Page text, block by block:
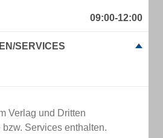
09:00-12:00
SERVICES
Verlag und Dritten
Services enthalten.